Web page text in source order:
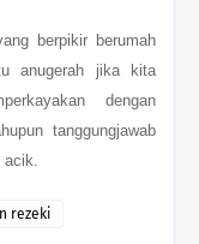
berpikir berumah
anugerah jika kita
dengan
tanggungjawab
rezeki